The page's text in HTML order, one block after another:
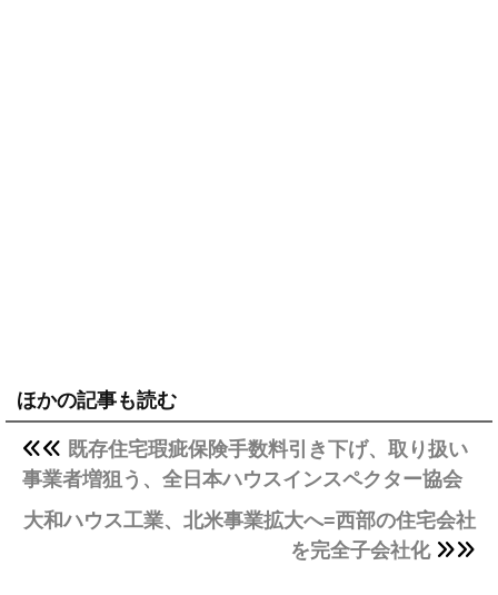
ほかの記事も読む
既存住宅瑕疵保険手数料引き下げ、取り扱い
事業者増狙う、全日本ハウスインスペクター協会
大和ハウス工業、北米事業拡大へ=西部の住宅会社
を完全子会社化